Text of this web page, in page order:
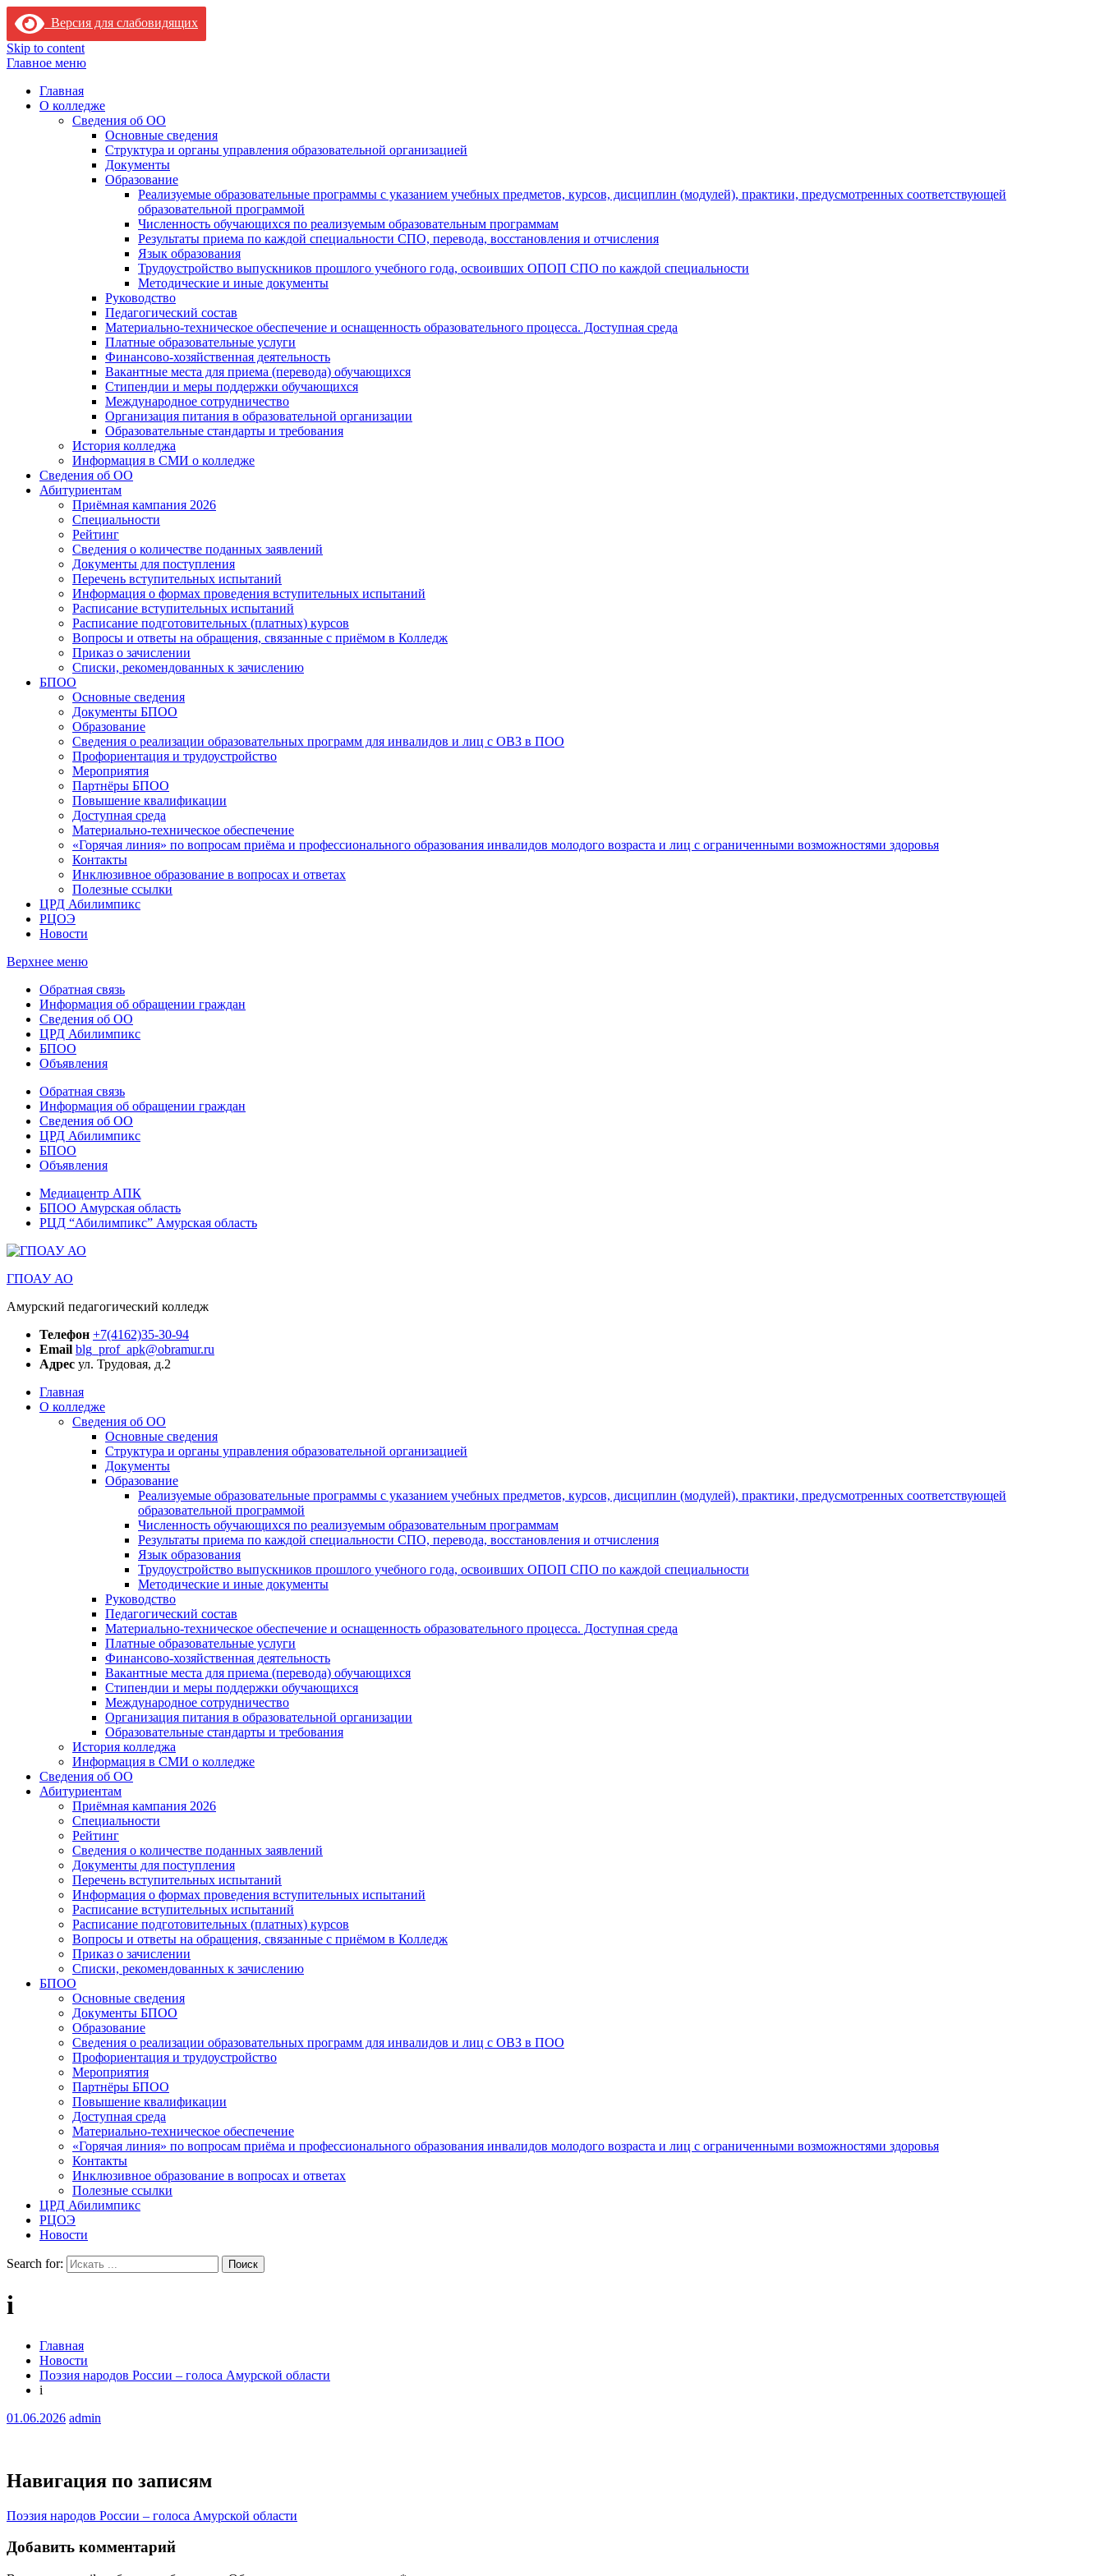
Версия для слабовидящих
Skip to content
Главное меню
Главная
О колледже
Сведения об ОО
Основные сведения
Структура и органы управления образовательной организацией
Документы
Образование
Реализуемые образовательные программы с указанием учебных предметов, курсов, дисциплин (модулей), практики, предусмотренных соответствующей
образовательной программой
Численность обучающихся по реализуемым образовательным программам
Результаты приема по каждой специальности СПО, перевода, восстановления и отчисления
Язык образования
Трудоустройство выпускников прошлого учебного года, освоивших ОПОП СПО по каждой специальности
Методические и иные документы
Руководство
Педагогический состав
Материально-техническое обеспечение и оснащенность образовательного процесса. Доступная среда
Платные образовательные услуги
Финансово-хозяйственная деятельность
Вакантные места для приема (перевода) обучающихся
Стипендии и меры поддержки обучающихся
Международное сотрудничество
Организация питания в образовательной организации
Образовательные стандарты и требования
История колледжа
Информация в СМИ о колледже
Сведения об ОО
Абитуриентам
Приёмная кампания 2026
Специальности
Рейтинг
Сведения о количестве поданных заявлений
Документы для поступления
Перечень вступительных испытаний
Информация о формах проведения вступительных испытаний
Расписание вступительных испытаний
Расписание подготовительных (платных) курсов
Вопросы и ответы на обращения, связанные с приёмом в Колледж
Приказ о зачислении
Списки, рекомендованных к зачислению
БПОО
Основные сведения
Документы БПОО
Образование
Сведения о реализации образовательных программ для инвалидов и лиц с ОВЗ в ПОО
Профориентация и трудоустройство
Мероприятия
Партнёры БПОО
Повышение квалификации
Доступная среда
Материально-техническое обеспечение
«Горячая линия» по вопросам приёма и профессионального образования инвалидов молодого возраста и лиц с ограниченными возможностями здоровья
Контакты
Инклюзивное образование в вопросах и ответах
Полезные ссылки
ЦРД Абилимпикс
РЦОЭ
Новости
Верхнее меню
Обратная связь
Информация об обращении граждан
Сведения об ОО
ЦРД Абилимпикс
БПОО
Объявления
Обратная связь
Информация об обращении граждан
Сведения об ОО
ЦРД Абилимпикс
БПОО
Объявления
Медиацентр АПК
БПОО Амурская область
РЦД “Абилимпикс” Амурская область
ГПОАУ АО
Амурский педагогический колледж
Телефон +7(4162)35-30-94
Email blg_prof_apk@obramur.ru
Адрес ул. Трудовая, д.2
Главная
О колледже
Сведения об ОО
Основные сведения
Структура и органы управления образовательной организацией
Документы
Образование
Реализуемые образовательные программы с указанием учебных предметов, курсов, дисциплин (модулей), практики, предусмотренных соответствующей
образовательной программой
Численность обучающихся по реализуемым образовательным программам
Результаты приема по каждой специальности СПО, перевода, восстановления и отчисления
Язык образования
Трудоустройство выпускников прошлого учебного года, освоивших ОПОП СПО по каждой специальности
Методические и иные документы
Руководство
Педагогический состав
Материально-техническое обеспечение и оснащенность образовательного процесса. Доступная среда
Платные образовательные услуги
Финансово-хозяйственная деятельность
Вакантные места для приема (перевода) обучающихся
Стипендии и меры поддержки обучающихся
Международное сотрудничество
Организация питания в образовательной организации
Образовательные стандарты и требования
История колледжа
Информация в СМИ о колледже
Сведения об ОО
Абитуриентам
Приёмная кампания 2026
Специальности
Рейтинг
Сведения о количестве поданных заявлений
Документы для поступления
Перечень вступительных испытаний
Информация о формах проведения вступительных испытаний
Расписание вступительных испытаний
Расписание подготовительных (платных) курсов
Вопросы и ответы на обращения, связанные с приёмом в Колледж
Приказ о зачислении
Списки, рекомендованных к зачислению
БПОО
Основные сведения
Документы БПОО
Образование
Сведения о реализации образовательных программ для инвалидов и лиц с ОВЗ в ПОО
Профориентация и трудоустройство
Мероприятия
Партнёры БПОО
Повышение квалификации
Доступная среда
Материально-техническое обеспечение
«Горячая линия» по вопросам приёма и профессионального образования инвалидов молодого возраста и лиц с ограниченными возможностями здоровья
Контакты
Инклюзивное образование в вопросах и ответах
Полезные ссылки
ЦРД Абилимпикс
РЦОЭ
Новости
Search for:
i
Главная
Новости
Поэзия народов России – голоса Амурской области
i
01.06.2026 admin
Навигация по записям
Поэзия народов России – голоса Амурской области
Добавить комментарий